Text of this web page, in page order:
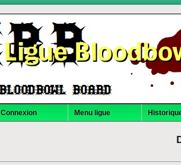
Ligue
Connexion Menu ligue